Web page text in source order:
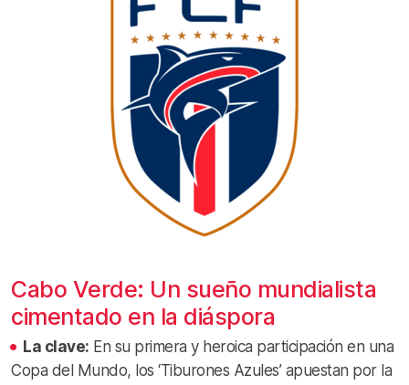
Cabo Verde: Un sueño mundialista
cimentado en la diáspora
La clave: En su primera y heroica participación en una
Copa del Mundo, los ‘Tiburones Azules’ apuestan por la